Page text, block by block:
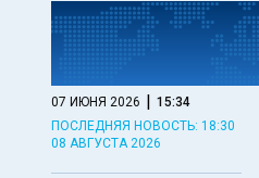
07 ИЮНЯ 2026 | 15:34
ПОСЛЕДНЯЯ НОВОСТЬ: 18:30
08 АВГУСТА 2026